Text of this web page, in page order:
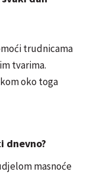
trudnicama
tvarima.
oko toga
dnevno?
masnoće